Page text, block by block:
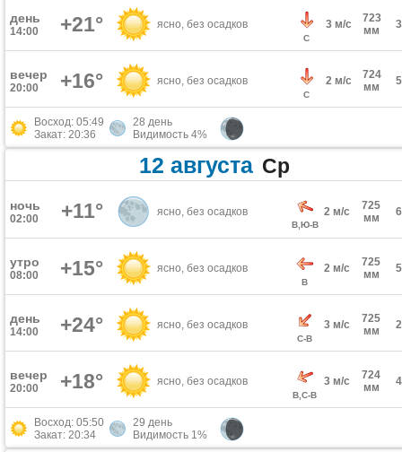
день
14:00 +21° ясно, без осадков
С
3 м/с
723
мм
вечер
20:00 +16° ясно, без осадков
С
2 м/с
724
мм
Восход: 05:49
Закат: 20:36
28 день
Видимость 4%
12 августа Ср
ночь
02:00 +11° ясно, без осадков
В,Ю-В
2 м/с
725
мм
утро
08:00 +15° ясно, без осадков
В
2 м/с
725
мм
день
14:00 +24° ясно, без осадков
С-В
3 м/с
725
мм
вечер
20:00 +18° ясно, без осадков
В,С-В
3 м/с
724
мм
Восход: 05:50
Закат: 20:34
29 день
Видимость 1%